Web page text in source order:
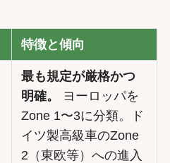
特徴と傾向
最も規定が厳格かつ
明確。
ヨーロッパを
Zone 1〜3に分類。ド
イツ製高級車のZone
2（東欧等）への進入